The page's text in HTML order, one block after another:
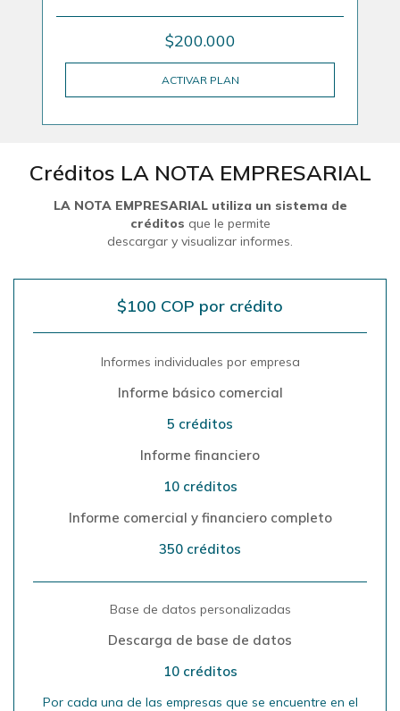
$200.000
ACTIVAR PLAN
Créditos LA NOTA EMPRESARIAL
LA NOTA EMPRESARIAL utiliza un sistema de
créditos que le permite
descargar y visualizar informes.
$100 COP por crédito
Informes individuales por empresa
Informe básico comercial
5 créditos
Informe financiero
10 créditos
Informe comercial y financiero completo
350 créditos
Base de datos personalizadas
Descarga de base de datos
10 créditos
Por cada una de las empresas que se encuentre en el